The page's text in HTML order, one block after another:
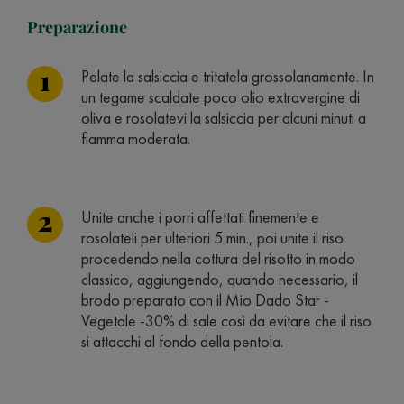
Preparazione
Pelate la salsiccia e tritatela grossolanamente. In
un tegame scaldate poco olio extravergine di
oliva e rosolatevi la salsiccia per alcuni minuti a
fiamma moderata.
Unite anche i porri affettati finemente e
rosolateli per ulteriori 5 min., poi unite il riso
procedendo nella cottura del risotto in modo
classico, aggiungendo, quando necessario, il
brodo preparato con il Mio Dado Star -
Vegetale -30% di sale così da evitare che il riso
si attacchi al fondo della pentola.